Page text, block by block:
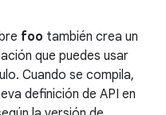
foo también crea un
que puedes usar
Cuando se compila,
definición de API en